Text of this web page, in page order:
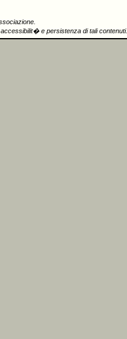
e persistenza di tali contenuti.